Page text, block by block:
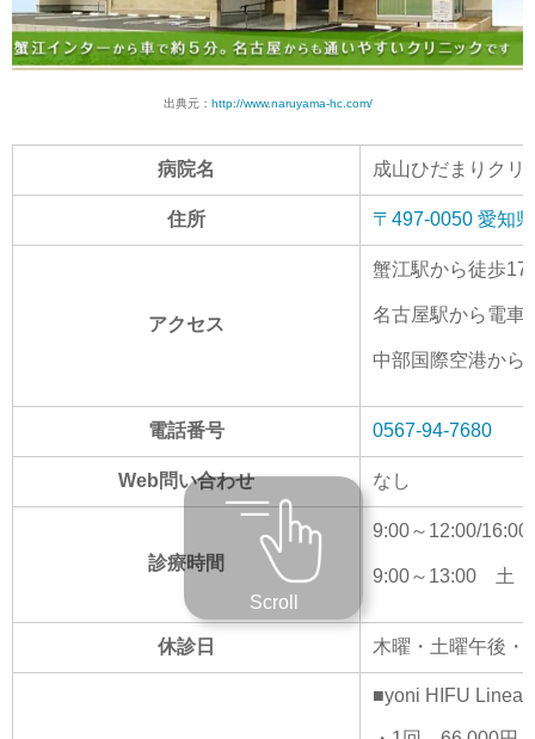
出典元： http://www.naruyama-hc.com/
病院名 成山ひだまりクリ
住所 〒497-0050 愛知
アクセス
蟹江駅から徒歩17
名古屋駅から電車
中部国際空港から
電話番号 0567-94-7680
Web問い合わせ なし
診療時間
9:00～12:00/
9:00～13:00 土
休診日 木曜・土曜午後・
■yoni HIFU Linear
Scroll